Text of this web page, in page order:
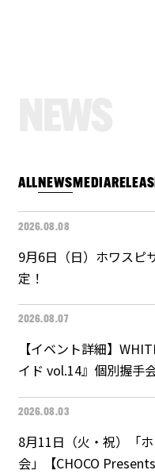
ALLNEWSMEDIA
2026.08.08
9月6日（日）ホワスピ
定！
2026.08.07
【イベント詳細】
イド vol.14』個別握手
2026.08.03
8月11日（火・祝）「
会」【CHOCO